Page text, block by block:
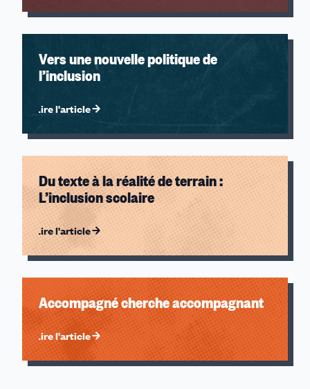
Vers une nouvelle politique de
l’inclusion
Lire l'article
Du texte à la réalité de terrain :
L’inclusion scolaire
Lire l'article
Accompagné cherche accompagnant
Lire l'article